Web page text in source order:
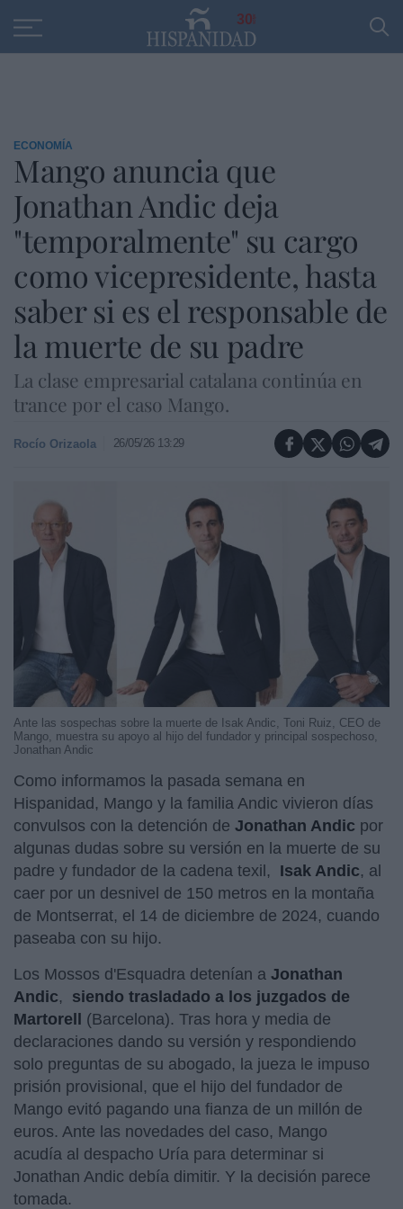
30
ECONOMÍA
Mango anuncia que
Jonathan Andic deja
"temporalmente" su cargo
como vicepresidente, hasta
saber si es el responsable de
la muerte de su padre
La clase empresarial catalana continúa en
trance por el caso Mango.
Rocío Orizaola 26/05/26 13:29
Ante las sospechas sobre la muerte de Isak Andic, Toni Ruiz, CEO de
Mango, muestra su apoyo al hijo del fundador y principal sospechoso,
Jonathan Andic
Como informamos la pasada semana en
Hispanidad, Mango y la familia Andic vivieron días
convulsos con la detención de Jonathan Andic por
algunas dudas sobre su versión en la muerte de su
padre y fundador de la cadena texil,
Isak Andic, al
caer por un desnivel de 150 metros en la montaña
de Montserrat, el 14 de diciembre de 2024, cuando
paseaba con su hijo.
Los Mossos d'Esquadra detenían a Jonathan
Andic,
siendo trasladado a los juzgados de
Martorell (Barcelona). Tras hora y media de
declaraciones dando su versión y respondiendo
solo preguntas de su abogado, la jueza le impuso
prisión provisional, que el hijo del fundador de
Mango evitó pagando una fianza de un millón de
euros. Ante las novedades del caso, Mango
acudía al despacho Uría para determinar si
Jonathan Andic debía dimitir. Y la decisión parece
tomada.